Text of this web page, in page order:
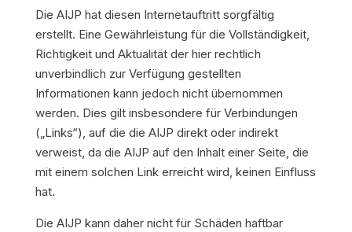
Die AIJP hat diesen Internetauftritt sorgfältig
erstellt. Eine Gewährleistung für die Vollständigkeit,
Richtigkeit und Aktualität der hier rechtlich
unverbindlich zur Verfügung gestellten
Informationen kann jedoch nicht übernommen
werden. Dies gilt insbesondere für Verbindungen
(„Links“), auf die die AIJP direkt oder indirekt
verweist, da die AIJP auf den Inhalt einer Seite, die
mit einem solchen Link erreicht wird, keinen Einfluss
hat.
Die AIJP kann daher nicht für Schäden haftbar